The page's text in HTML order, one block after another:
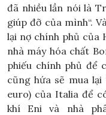
đã nhiều lần nói là
giúp đỡ của mình“.
lại nợ chính phủ của
nhà máy hóa chất
phiếu chính phủ để
cũng hứa sẽ mua lại
euro) của Italia để
khí Eni và nhà